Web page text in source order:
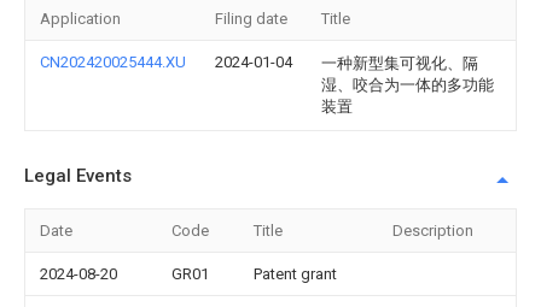
Application Filing date Title
CN202420025444.XU 2024-01-04
一种新型集可视化、隔
湿、咬合为一体的多功能
装置
Legal Events
Date Code Title Description
2024-08-20 GR01 Patent grant